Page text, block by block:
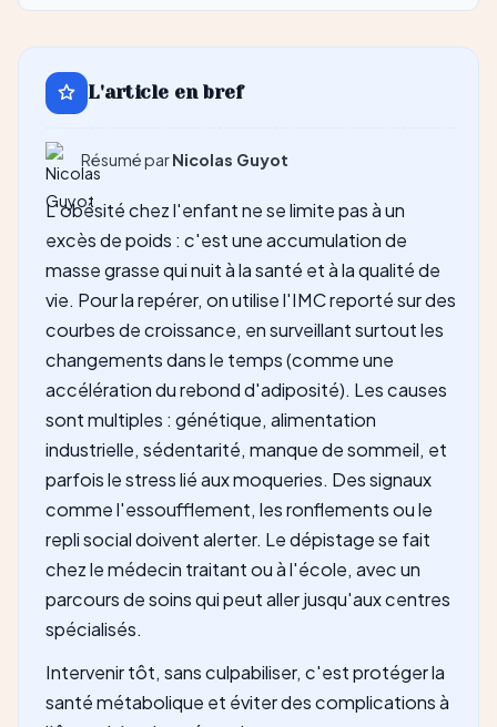
L'article en bref
Résumé parNicolas Guyot
L'obésité chez l'enfant ne se limite pas à un
excès de poids : c'est une accumulation de
masse grasse qui nuit à la santé et à la qualité de
vie. Pour la repérer, on utilise l'IMC reporté sur des
courbes de croissance, en surveillant surtout les
changements dans le temps (comme une
accélération du rebond d'adiposité). Les causes
sont multiples : génétique, alimentation
industrielle, sédentarité, manque de sommeil, et
parfois le stress lié aux moqueries. Des signaux
comme l'essoufflement, les ronflements ou le
repli social doivent alerter. Le dépistage se fait
chez le médecin traitant ou à l'école, avec un
parcours de soins qui peut aller jusqu'aux centres
spécialisés.
Intervenir tôt, sans culpabiliser, c'est protéger la
santé métabolique et éviter des complications à